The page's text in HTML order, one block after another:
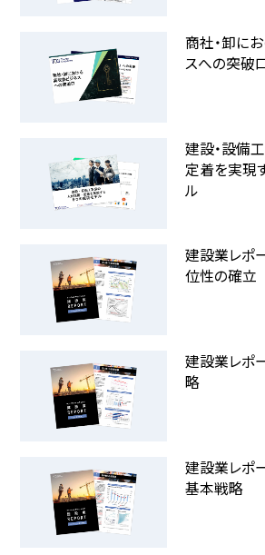
商社・卸に
スへの突破
建設・設備
定着を実現
ル
建設業レポ
位性の確立
建設業レポ
略
建設業レポ
基本戦略